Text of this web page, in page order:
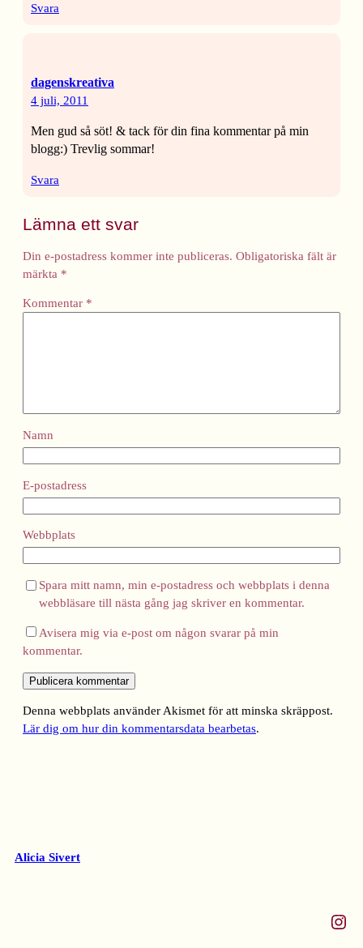
Svara
dagenskreativa
4 juli, 2011
Men gud så söt! & tack för din fina kommentar på min
blogg:) Trevlig sommar!
Svara
Lämna ett svar
Din e-postadress kommer inte publiceras. Obligatoriska fält är
märkta *
Kommentar *
Namn
E-postadress
Webbplats
Spara mitt namn, min e-postadress och webbplats i denna
webbläsare till nästa gång jag skriver en kommentar.
Avisera mig via e-post om någon svarar på min
kommentar.
Denna webbplats använder Akismet för att minska skräppost.
Lär dig om hur din kommentarsdata bearbetas.
Alicia Sivert
Instagram